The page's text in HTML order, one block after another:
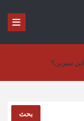
سيرين؟
بحث